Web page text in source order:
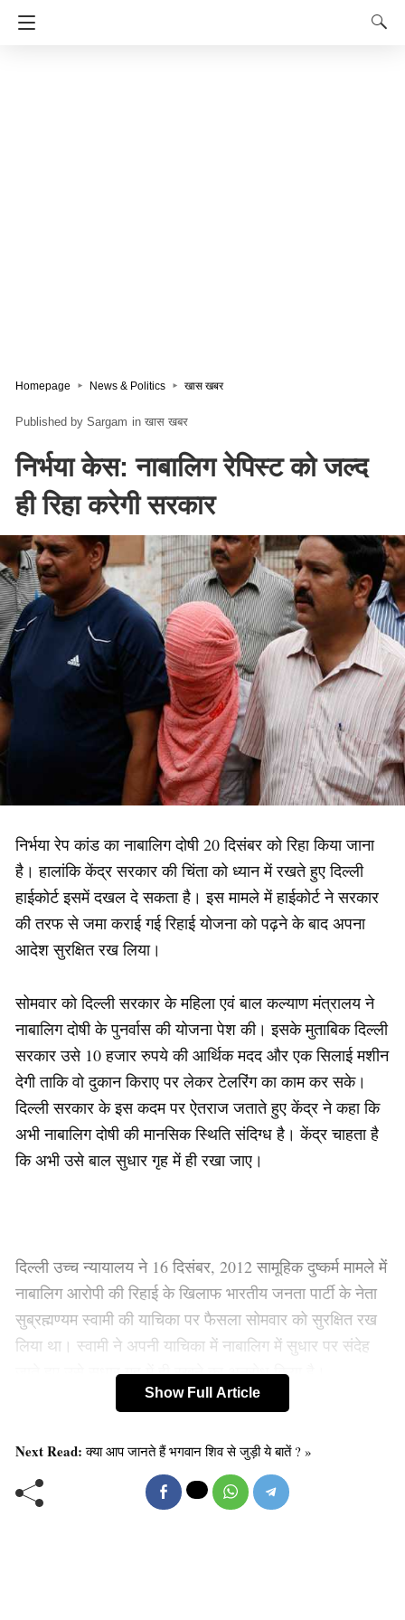
Homepage News & Politics खास खबर
Sargam in खास खबर
निर्भया केस: नाबालिग रेपिस्ट को जल्द
ही रिहा करेगी सरकार
निर्भया रेप कांड का नाबालिग दोषी 20 दिसंबर को रिहा किया जाना
है। हालांकि केंद्र सरकार की चिंता को ध्यान में रखते हुए दिल्ली
हाईकोर्ट इसमें दखल दे सकता है। इस मामले में हाईकोर्ट ने सरकार
की तरफ से जमा कराई गई रिहाई योजना को पढ़ने के बाद अपना
आदेश सुरक्षित रख लिया।
सोमवार को दिल्ली सरकार के महिला एवं बाल कल्याण मंत्रालय ने
नाबालिग दोषी के पुनर्वास की योजना पेश की। इसके मुताबिक दिल्ली
सरकार उसे 10 हजार रुपये की आर्थिक मदद और एक सिलाई मशीन
देगी ताकि वो दुकान किराए पर लेकर टेलरिंग का काम कर सके।
दिल्ली सरकार के इस कदम पर ऐतराज जताते हुए केंद्र ने कहा कि
अभी नाबालिग दोषी की मानसिक स्थिति संदिग्ध है। केंद्र चाहता है
कि अभी उसे बाल सुधार गृह में ही रखा जाए।
दिल्ली उच्च न्यायालय ने 16 दिसंबर, 2012 सामूहिक दुष्कर्म मामले में
नाबालिग आरोपी की रिहाई के खिलाफ भारतीय जनता पार्टी के नेता
सुब्रह्मण्यम स्वामी की याचिका पर फैसला सोमवार को सुरक्षित रख
लिया था। स्वामी ने अपनी याचिका में नाबालिग में सुधार पर संदेह
जाते हुए उसे सुधार गृह में ही रखने का अनुरोध किया है।
BJP संसदीय दल की बैठक में गुजरात-हिमाचल की
जीत का जिक्र कर भावुक हुए प्रधानमंत्री नरेन्द्र मोदी
Show Full Article
Next Read:क्‍या आप जानते हैं भगवान शिव से जुड़ी ये बातें ? »